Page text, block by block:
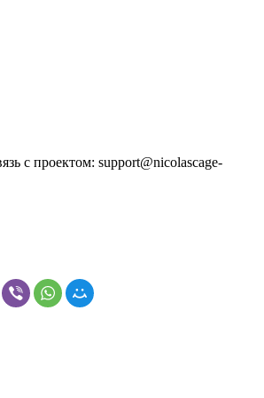
с проектом: support@nicolascage-